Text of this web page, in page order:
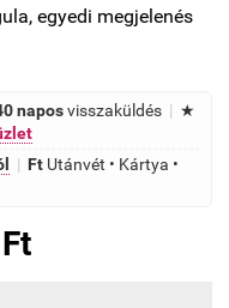
egyedi megjelenés
naposvisszaküldés | ★
| FtUtánvét • Kártya •